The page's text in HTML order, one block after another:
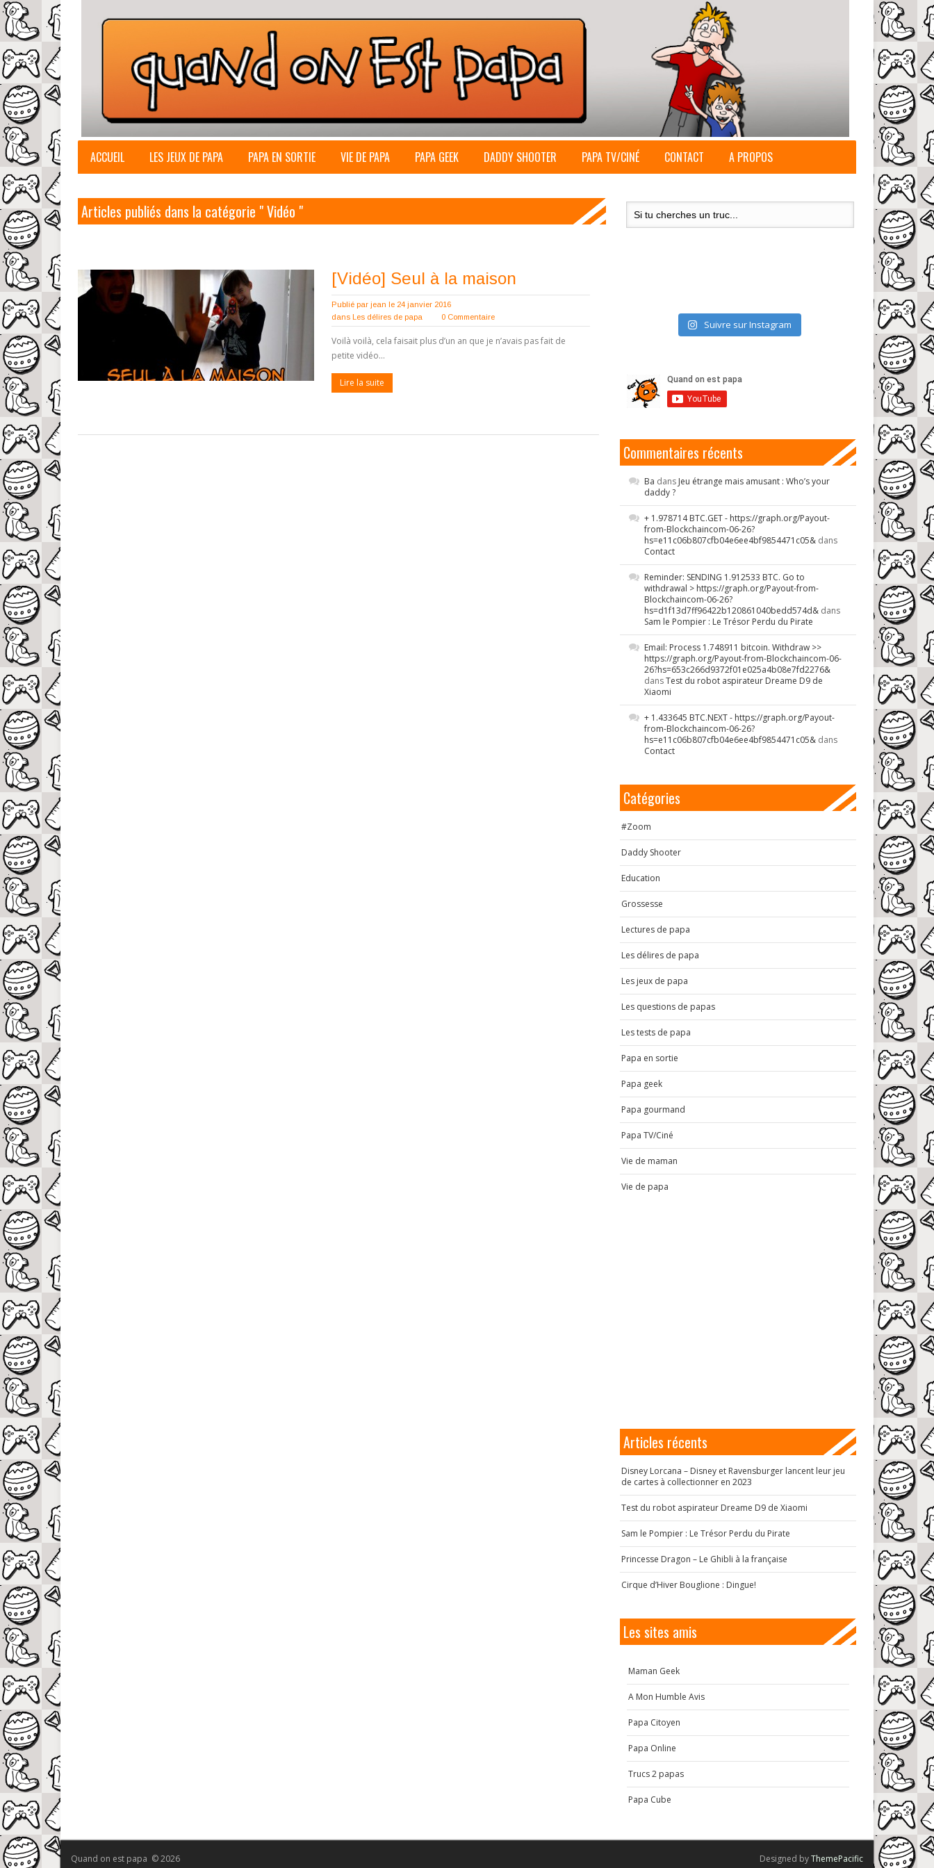
ACCUEIL LES JEUX DE PAPA PAPA EN SORTIE VIE DE PAPA PAPA GEEK DADDY SHOOTER PAPA TV/CINÉ CONTACT A PROPOS
Articles publiés dans la catégorie " Vidéo "
[Vidéo] Seul à la maison
Publié par jean le 24 janvier 2016
dans Les délires de papa 0 Commentaire
Voilà voilà, cela faisait plus d’un an que je n’avais pas fait de
petite vidéo…
Lire la suite
Suivre sur Instagram
Commentaires récents
Ba dans Jeu étrange mais amusant : Who’s your
daddy ?
+ 1.978714 BTC.GET - https://graph.org/Payout-
from-Blockchaincom-06-26?
hs=e11c06b807cfb04e6ee4bf9854471c05& dans
Contact
Reminder: SENDING 1.912533 BTC. Go to
withdrawal > https://graph.org/Payout-from-
Blockchaincom-06-26?
hs=d1f13d7ff96422b120861040bedd574d& dans
Sam le Pompier : Le Trésor Perdu du Pirate
Email: Process 1.748911 bitcoin. Withdraw >>
https://graph.org/Payout-from-Blockchaincom-06-
26?hs=653c266d9372f01e025a4b08e7fd2276&
dansTest du robot aspirateur Dreame D9 de
Xiaomi
+ 1.433645 BTC.NEXT - https://graph.org/Payout-
from-Blockchaincom-06-26?
hs=e11c06b807cfb04e6ee4bf9854471c05& dans
Contact
Catégories
#Zoom
Daddy Shooter
Education
Grossesse
Lectures de papa
Les délires de papa
Les jeux de papa
Les questions de papas
Les tests de papa
Papa en sortie
Papa geek
Papa gourmand
Papa TV/Ciné
Vie de maman
Vie de papa
Articles récents
Disney Lorcana – Disney et Ravensburger lancent leur jeu
de cartes à collectionner en 2023
Test du robot aspirateur Dreame D9 de Xiaomi
Sam le Pompier : Le Trésor Perdu du Pirate
Princesse Dragon – Le Ghibli à la française
Cirque d’Hiver Bouglione : Dingue!
Les sites amis
Maman Geek
A Mon Humble Avis
Papa Citoyen
Papa Online
Trucs 2 papas
Papa Cube
Quand on est papa © 2026 Designed byThemePacific